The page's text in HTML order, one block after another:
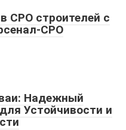
СРО строителей с
СРО
Надежный
Устойчивости и